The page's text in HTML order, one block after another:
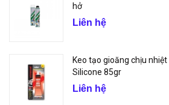
hở
Liên hệ
Keo tạo gioăng chịu nhiệt
Silicone 85gr
Liên hệ